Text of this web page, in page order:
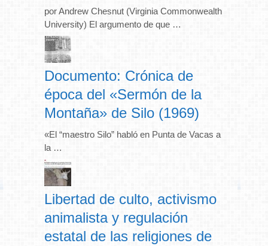
por Andrew Chesnut (Virginia Commonwealth
University) El argumento de que …
Documento: Crónica de
época del «Sermón de la
Montaña» de Silo (1969)
«El “maestro Silo” habló en Punta de Vacas a
la …
Libertad de culto, activismo
animalista y regulación
estatal de las religiones de